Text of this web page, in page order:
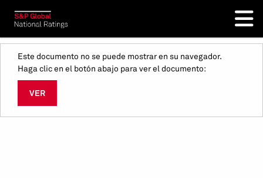
Este documento no se puede mostrar en su navegador.
Haga clic en el botón abajo para ver el documento:
VER